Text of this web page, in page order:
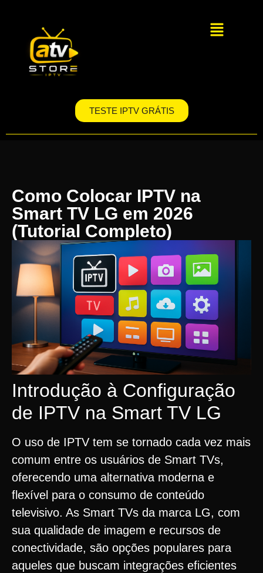
TESTE IPTV GRÁTIS
Como Colocar IPTV na
Smart TV LG em 2026
(Tutorial Completo)
Introdução à Configuração
de IPTV na Smart TV LG
O uso de IPTV tem se tornado cada vez mais
comum entre os usuários de Smart TVs,
oferecendo uma alternativa moderna e
flexível para o consumo de conteúdo
televisivo. As Smart TVs da marca LG, com
sua qualidade de imagem e recursos de
conectividade, são opções populares para
aqueles que buscam integrações eficientes